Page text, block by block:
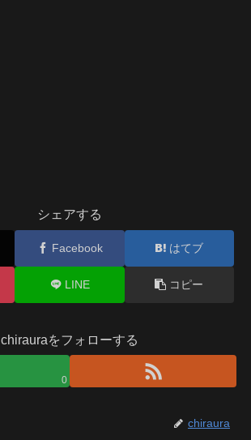
シェアする
Facebook はてブ
LINE コピー
chirauraをフォローする
0
chiraura